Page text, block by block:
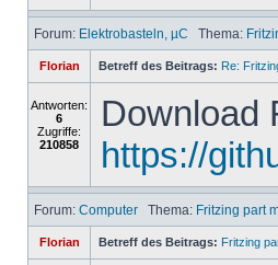
Forum: Elektrobasteln, µC Thema:
Florian Betreff des Beitrags: Re:
Antworten:
6
Zugriffe:
210858
Download
https://
Forum: Computer Thema: Fritzing part
Florian Betreff des Beitrags: Fritzing